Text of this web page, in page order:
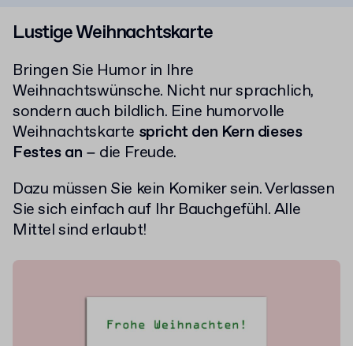
Lustige Weihnachtskarte
Bringen Sie Humor in Ihre
Weihnachtswünsche. Nicht nur sprachlich,
sondern auch bildlich. Eine humorvolle
Weihnachtskarte spricht den Kern dieses
Festes an − die Freude.
Dazu müssen Sie kein Komiker sein. Verlassen
Sie sich einfach auf Ihr Bauchgefühl. Alle
Mittel sind erlaubt!